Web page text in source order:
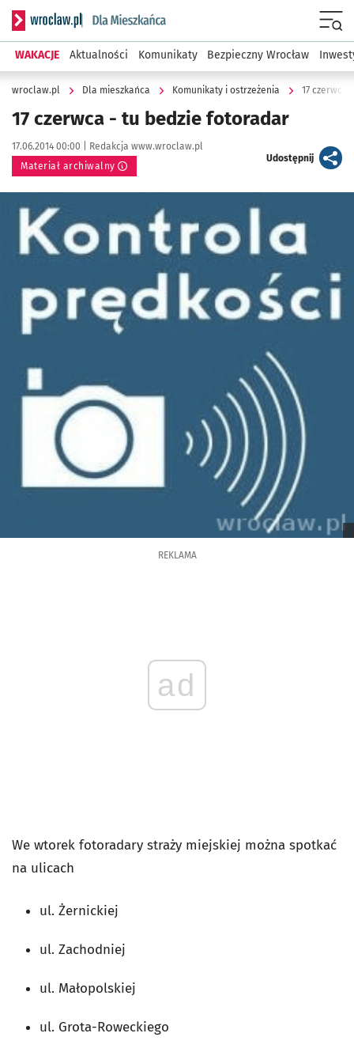
Serwis informacyjny wroclaw.pl podserwis: Dla mieszkańca
WAKACJE Aktualności Komunikaty Bezpieczny Wrocław
wroclaw.pl Dla mieszkańca Komunikaty i ostrzeżenia 17 czerwca
17 czerwca - tu bedzie fotoradar
Data publikacji:
17.06.2014 00:00 | Autor:
Redakcja www.wroclaw.pl
Materiał archiwalny
Udostępnijartykuł
REKLAMA
ad
We wtorek fotoradary straży miejskiej można spotkać
na ulicach
ul. Żernickiej
ul. Zachodniej
ul. Małopolskiej
ul. Grota-Roweckiego